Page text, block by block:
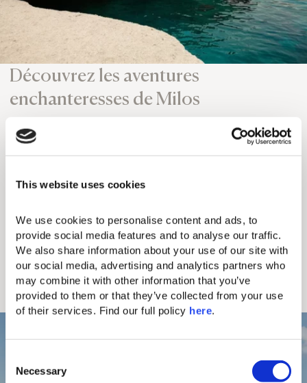
This website uses cookies
We use cookies to personalise content and ads, to
provide social media features and to analyse our traffic.
We also share information about your use of our site with
our social media, advertising and analytics partners who
may combine it with other information that you’ve
provided to them or that they’ve collected from your use
of their services. Find our full policy here.
Necessary
Découvrez les aventures
enchanteresses de Milos
Embarquez pour une excursion exclusive sur la
plage à bord de notre bateau privé à Milos, à la
découverte de la beauté époustouflante de plus de
charme des villages traditionnels qui culmine avec
Participez à des activités passionnantes, du kayak
le long de la côte accidentée aux plongées
époustouflantes, révélant des épaves
enchanteresses et des merveilles marines. Laissez-
vous séduire par Milos et abandonnez-vous aux
aventures extraordinaires qui vous attendent !